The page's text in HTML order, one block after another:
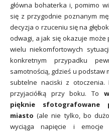
główna bohaterka i, pomimo
się z przygodnie poznanym
decyzja o rzuceniu się na
odwagi, a jak się okazuje może
wielu niekomfortowych
konkretnym przypadku
samotnością, gdzieś u podstaw
subtelne naciski z
przyjaciółką przy boku. To
pięknie sfotografowane
miasto (ale nie tylko, bo
wyciąga napięcie i emocje